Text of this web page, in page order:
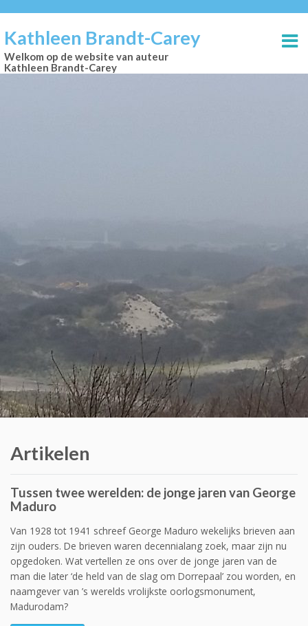
Kathleen Brandt-Carey
Welkom op de website van auteur
Kathleen Brandt-Carey
Artikelen
Tussen twee werelden: de jonge jaren van George
Maduro
Van 1928 tot 1941 schreef George Maduro wekelijks brieven aan
zijn ouders. De brieven waren decennialang zoek, maar zijn nu
opgedoken. Wat vertellen ze ons over de jonge jaren van de
man die later ‘de held van de slag om Dorrepaal’ zou worden, en
naamgever van ’s werelds vrolijkste oorlogsmonument,
Madurodam?